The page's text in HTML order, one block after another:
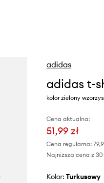
adidas
adidas t-
kolor zielony
Cena aktualna:
51,99 zł
Cena regularna:
Najniższa cena z
Kolor: turkusowy